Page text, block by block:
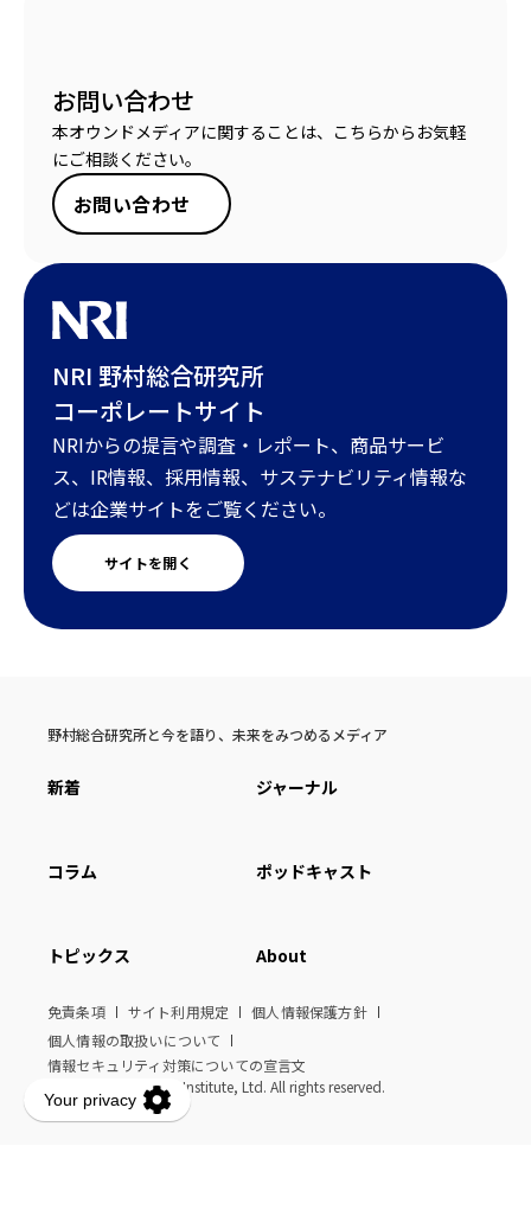
お問い合わせ
本オウンドメディアに関することは、こちらからお気軽
にご相談ください。
お問い合わせ
NRI 野村総合研究所
コーポレートサイト
NRIからの提言や調査・レポート、商品サービ
ス、IR情報、採用情報、サステナビリティ情報な
どは企業サイトをご覧ください。
サイトを開く
野村総合研究所と今を語り、未来をみつめるメディア
新着 ジャーナル
コラム ポッドキャスト
トピックス About
免責条項 サイト利用規定
個人情報保護方針
個人情報の取扱いについて
情報セキュリティ対策についての宣言文
© Nomura Research Institute, Ltd. All rights reserved.